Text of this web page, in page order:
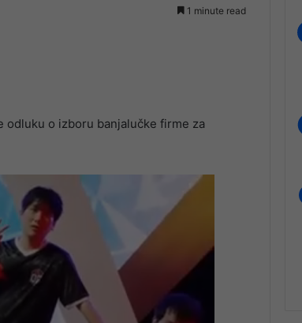
1 minute read
odluku o izboru banjalučke firme za